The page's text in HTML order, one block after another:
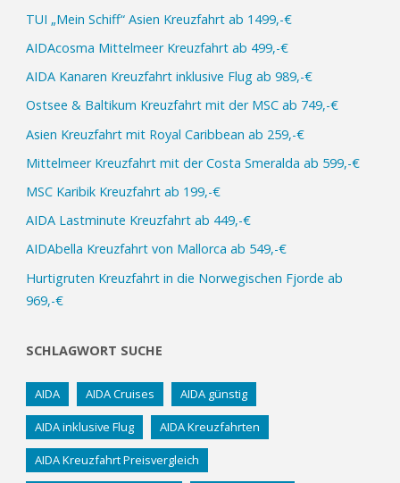
TUI „Mein Schiff“ Asien Kreuzfahrt ab 1499,-€
AIDAcosma Mittelmeer Kreuzfahrt ab 499,-€
AIDA Kanaren Kreuzfahrt inklusive Flug ab 989,-€
Ostsee & Baltikum Kreuzfahrt mit der MSC ab 749,-€
Asien Kreuzfahrt mit Royal Caribbean ab 259,-€
Mittelmeer Kreuzfahrt mit der Costa Smeralda ab 599,-€
MSC Karibik Kreuzfahrt ab 199,-€
AIDA Lastminute Kreuzfahrt ab 449,-€
AIDAbella Kreuzfahrt von Mallorca ab 549,-€
Hurtigruten Kreuzfahrt in die Norwegischen Fjorde ab
969,-€
SCHLAGWORT SUCHE
AIDA AIDA Cruises AIDA günstig
AIDA inklusive Flug AIDA Kreuzfahrten
AIDA Kreuzfahrt Preisvergleich